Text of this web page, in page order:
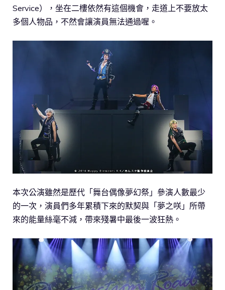
Service），坐在二樓依然有這個機會，走道上不要放太
多個人物品，不然會讓演員無法通過喔。
本次公演雖然是歷代「舞台偶像夢幻祭」參演人數最少
的一次，演員們多年累積下來的默契與「夢之咲」所帶
來的能量絲毫不減，帶來殘暑中最後一波狂熱。